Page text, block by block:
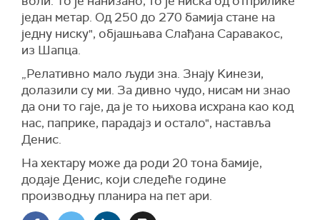
један метар. Од 250 до 270 бамија стане на
једну ниску", објашњава Слађана Саравакос,
из Шапца.
„Релативно мало људи зна. Знају Kинези,
долазили су ми. За дивно чудо, нисам ни знао
да они то гаје, да је то њихова исхрана као код
нас, паприке, парадајз и остало", наставља
Денис.
На хектару може да роди 20 тона бамије,
додаје Денис, који следеће године
производњу планира на пет ари.